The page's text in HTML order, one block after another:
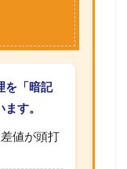
を「暗記
す。
値が頭打